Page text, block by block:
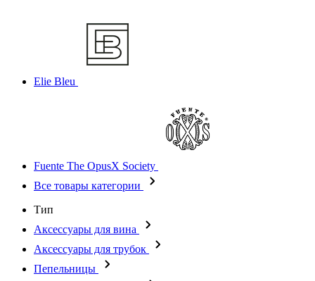
Elie Bleu
Fuente The OpusX Society
Все товары категории
Тип
Аксессуары для вина
Аксессуары для трубок
Пепельницы